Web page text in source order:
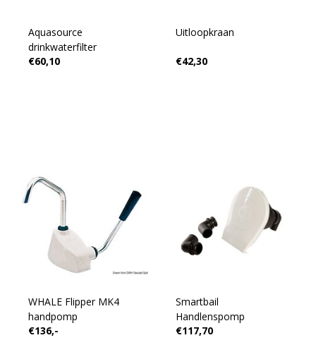
Aquasource
drinkwaterfilter
€60,10
Uitloopkraan
€42,30
WHALE Flipper MK4
handpomp
€136,-
Smartbail
Handlenspomp
€117,70